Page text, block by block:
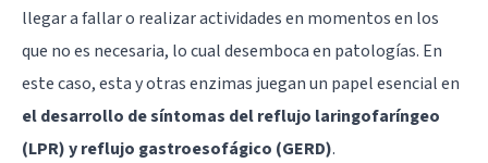
llegar a fallar o realizar actividades en momentos en los
que no es necesaria, lo cual desemboca en patologías. En
este caso, esta y otras enzimas juegan un papel esencial en
el desarrollo de síntomas del reflujo laringofaríngeo
(LPR) y reflujo gastroesofágico (GERD).